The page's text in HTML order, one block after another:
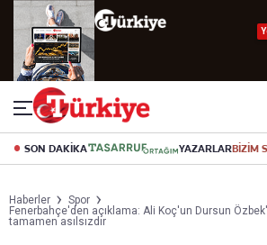
SON DAKİKA YAZARLARBİZİM
Haberler
Spor
Fenerbahçe'den açıklama: Ali Koç'un Dursun
tamamen asılsızdır